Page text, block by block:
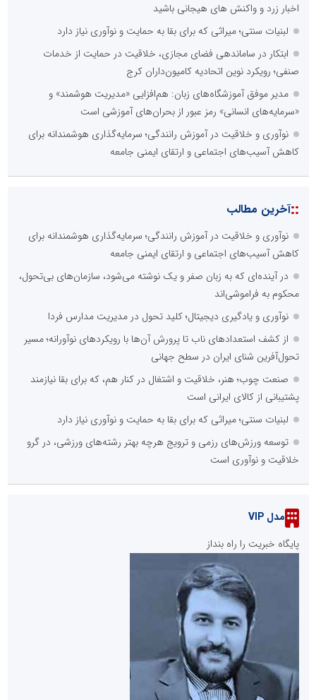
اخبار زرد و واکنش های هیجانی باشید
لبنیات سنتی؛ میراثی که برای بقا به حمایت و نوآوری نیاز دارد
ابتکار در ساماندهی فضای مجازی، خلاقیت در حمایت از خدمات
صنفی؛ رویکرد نوین اتحادیه کامیون‌داران کرج
مدیر موفق آموزشگاه‌های زبان: هم‌افزایی «مدیریت هوشمند» و
«سرمایه‌های انسانی» رمز عبور از بحران‌های آموزشی است
نوآوری و خلاقیت در آموزش رانندگی؛ سرمایه‌گذاری هوشمندانه برای
کاهش آسیب‌های اجتماعی و ارتقای ایمنی جامعه
::آخرین مطالب
نوآوری و خلاقیت در آموزش رانندگی؛ سرمایه‌گذاری هوشمندانه برای
کاهش آسیب‌های اجتماعی و ارتقای ایمنی جامعه
در آینده‌ای که به زبان صفر و یک نوشته می‌شود، سازمان‌های بی‌تحول،
محکوم به فراموشی‌اند
نوآوری و یادگیری دیجیتال؛ کلید تحول در مدیریت مدارس فردا
از کشف استعدادهای ناب تا پرورش آن‌ها با رویکردهای نوآورانه؛ مسیر
تحول‌آفرین شنای ایران در سطح جهانی
صنعت چوب؛ هنر، خلاقیت و اشتغال در کنار هم، که برای بقا نیازمند
پشتیبانی از کالای ایرانی است
لبنیات سنتی؛ میراثی که برای بقا به حمایت و نوآوری نیاز دارد
توسعه ورزش‌های رزمی و ترویج هرچه بهتر رشته‌های ورزشی، در گرو
خلاقیت و نوآوری است
مدل VIP
پایگاه خبریت را راه بنداز